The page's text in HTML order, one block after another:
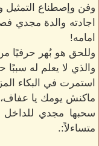
وفن وإصطناع التمثيل
اجادته والدة مجدي
امامه!
وللحق هو بُهر حرفيًا
والذي لا يعلم له
استمرت في البكاء
ماكنش يومك يا عفاف،
سحبها مجدي للداخل
متساءلاً:.